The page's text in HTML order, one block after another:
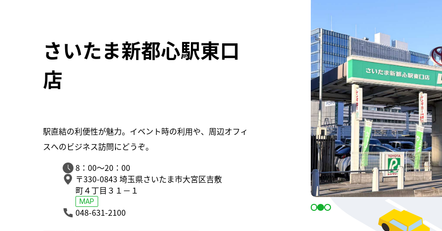
さいたま新都心駅東口
店
駅直結の利便性が魅力。イベント時の利用や、周辺オフィ
スへのビジネス訪問にどうぞ。
8：00～20：00
〒330-0843 埼玉県さいたま市大宮区吉敷
町４丁目３１－１
MAP
048-631-2100